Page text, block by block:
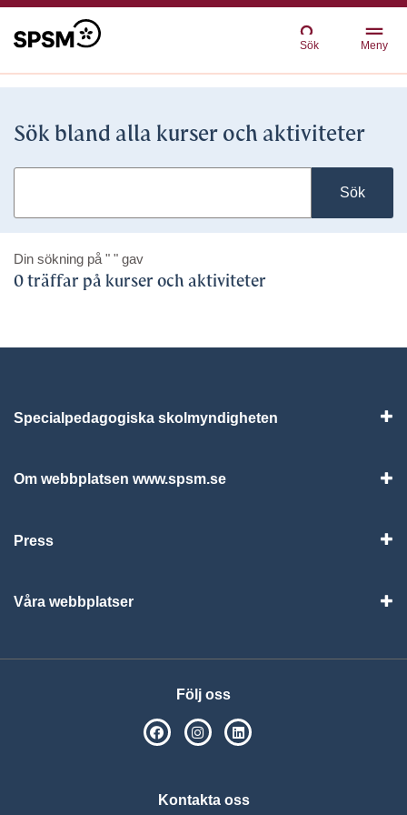
Sök Meny
Sök bland alla kurser och aktiviteter
Sök
Din sökning på " " gav
0 träffar på kurser och aktiviteter
Specialpedagogiska skolmyndigheten
Om webbplatsen www.spsm.se
Press
Våra webbplatser
Följ oss
SPSM på Facebook
SPSM på Instagram
Kontakta oss